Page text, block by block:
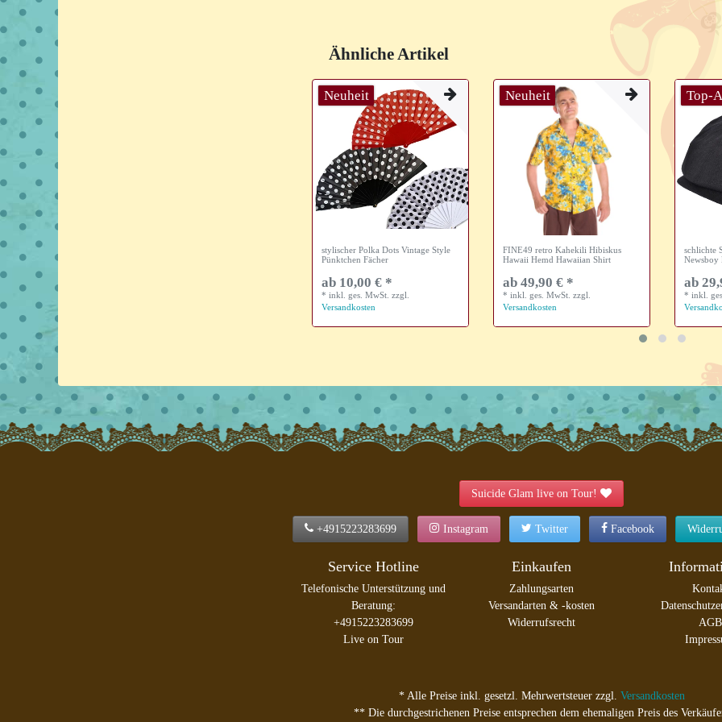
Ähnliche Artikel
Neuheit
stylischer Polka Dots Vintage Style
Pünktchen Fächer
ab 10,00 € *
*inkl. ges. MwSt. zzgl.
Versandkosten
Neuheit
FINE49 retro Kahekili Hibiskus
Hawaii Hemd Hawaiian Shirt
ab 49,90 € *
*inkl. ges. MwSt. zzgl.
Versandkosten
Top-
schlichte
Newsboy
ab
*inkl.
Suicide Glam live on Tour!
+4915223283699 Instagram Twitter Facebook
Service Hotline
Telefonische Unterstützung und
Beratung:
+4915223283699
Live on Tour
Einkaufen
Zahlungsarten
Versandarten & -kosten
Widerrufsrecht
AGB
* Alle Preise inkl. gesetzl. Mehrwertsteuer zzgl. Versandkosten
** Die durchgestrichenen Preise entsprechen dem ehemaligen Preis des